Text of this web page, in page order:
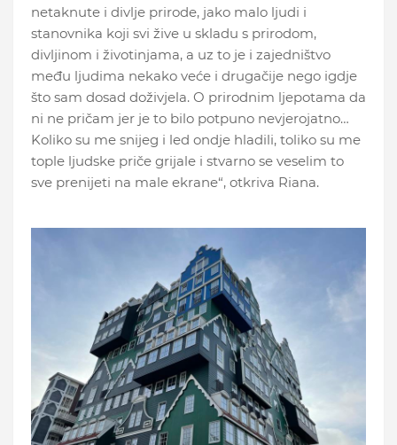
netaknute i divlje prirode, jako malo ljudi i
stanovnika koji svi žive u skladu s prirodom,
divljinom i životinjama, a uz to je i zajedništvo
među ljudima nekako veće i drugačije nego igdje
što sam dosad doživjela. O prirodnim ljepotama da
ni ne pričam jer je to bilo potpuno nevjerojatno…
Koliko su me snijeg i led ondje hladili, toliko su me
tople ljudske priče grijale i stvarno se veselim to
sve prenijeti na male ekrane“, otkriva Riana.